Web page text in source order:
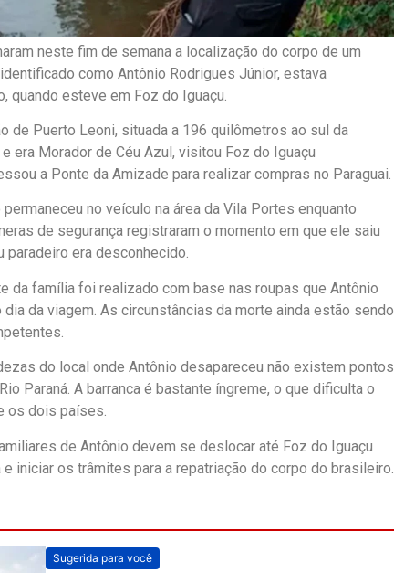
neste fim de semana a localização do corpo de um
como Antônio Rodrigues Júnior, estava
quando esteve em Foz do Iguaçu.
de Puerto Leoni, situada a 196 quilômetros ao sul da
era Morador de Céu Azul, visitou Foz do Iguaçu
a Ponte da Amizade para realizar compras no Paraguai.
no veículo na área da Vila Portes enquanto
de segurança registraram o momento em que ele saiu
paradeiro era desconhecido.
da família foi realizado com base nas roupas que Antônio
da viagem. As circunstâncias da morte ainda estão sendo
do local onde Antônio desapareceu não existem pontos
Paraná. A barranca é bastante íngreme, o que dificulta o
os dois países.
de Antônio devem se deslocar até Foz do Iguaçu
iniciar os trâmites para a repatriação do corpo do brasileiro.
Sugerida para você